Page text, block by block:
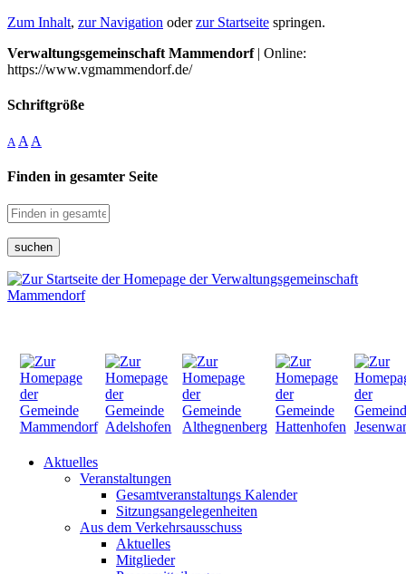
Zum Inhalt, zur Navigation oderzur Startseite springen.
Verwaltungsgemeinschaft Mammendorf| Online:
https://www.vgmammendorf.de/
Schriftgröße
A A A
Finden in gesamter Seite
suchen
Aktuelles
Veranstaltungen
Gesamtveranstaltungs Kalender
Sitzungsangelegenheiten
Aus dem Verkehrsausschuss
Aktuelles
Mitglieder